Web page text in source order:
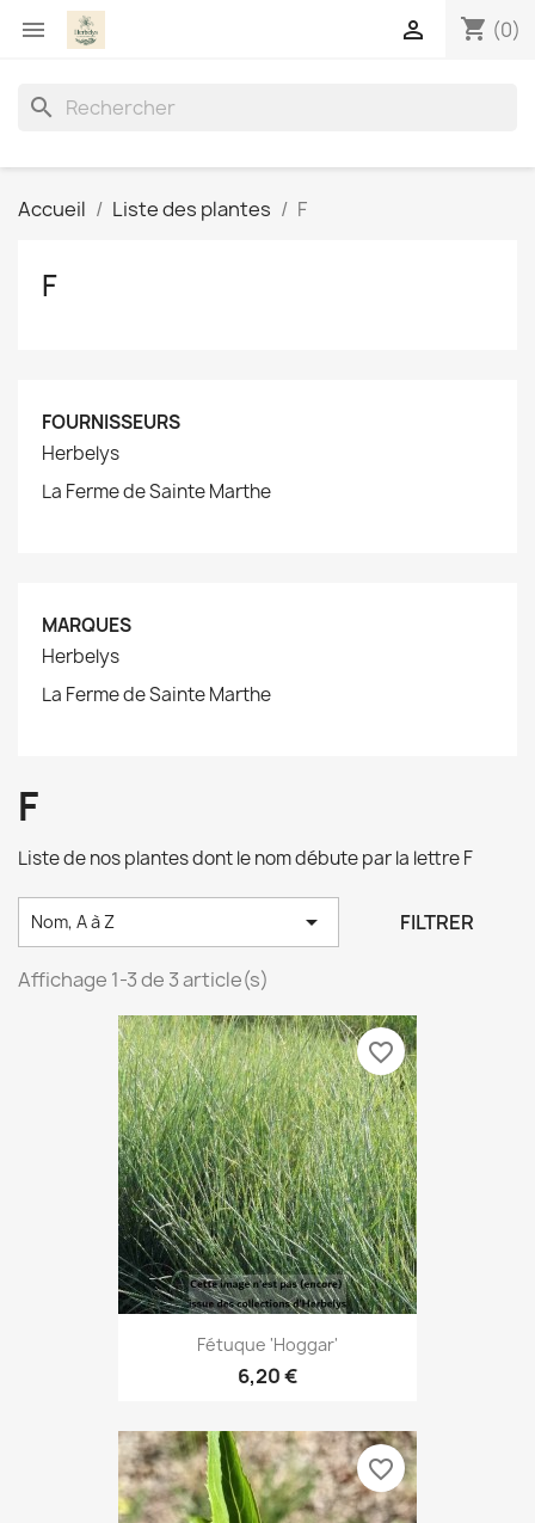
 shopping_cart (0)

search
Accueil Liste des plantes F
F
FOURNISSEURS
Herbelys
La Ferme de Sainte Marthe
MARQUES
Herbelys
La Ferme de Sainte Marthe
F
Liste de nos plantes dont le nom débute par la lettre F
Nom, A à Z  FILTRER
Affichage 1-3 de 3 article(s)
Fétuque 'Hoggar'
6,20 €
favorite_border
favorite_border